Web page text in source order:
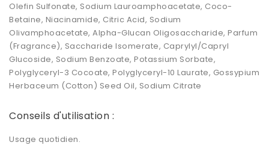
Olefin Sulfonate, Sodium Lauroamphoacetate, Coco-
Betaine, Niacinamide, Citric Acid, Sodium
Olivamphoacetate, Alpha-Glucan Oligosaccharide, Parfum
(Fragrance), Saccharide Isomerate, Caprylyl/Capryl
Glucoside, Sodium Benzoate, Potassium Sorbate,
Polyglyceryl-3 Cocoate, Polyglyceryl-10 Laurate, Gossypium
Herbaceum (Cotton) Seed Oil, Sodium Citrate
Conseils d'utilisation :
Usage quotidien.